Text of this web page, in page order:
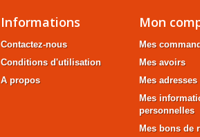
Informations
Contactez-nous
Conditions d'utilisation
A propos
Mon
Mes
Mes avoirs
Mes adresses
Mes
personnelles
Mes bons de